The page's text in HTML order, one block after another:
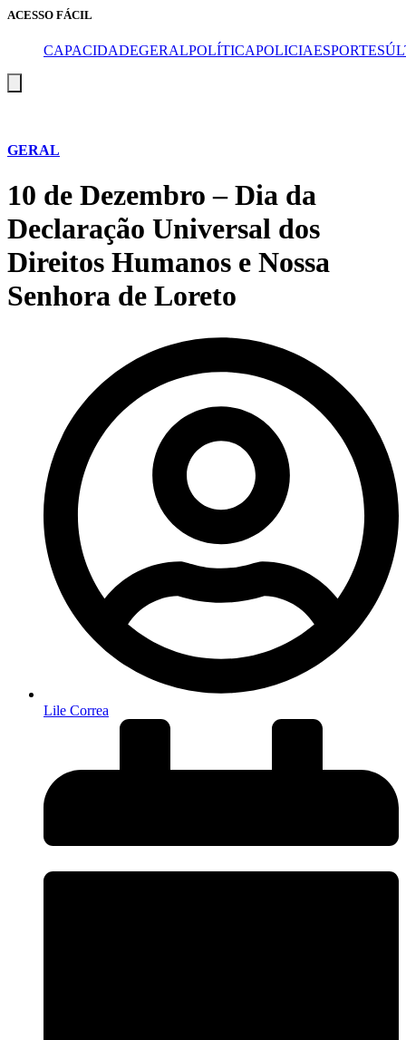
ACESSO FÁCIL
CAPACIDADEGERALPOLÍTICAPOLICIAESPORTES
de
GERAL
10 de Dezembro – Dia da
Declaração Universal dos
Direitos Humanos e Nossa
Senhora de Loreto
Lile Correa